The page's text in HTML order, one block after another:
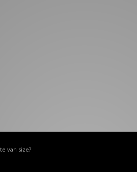
van size?